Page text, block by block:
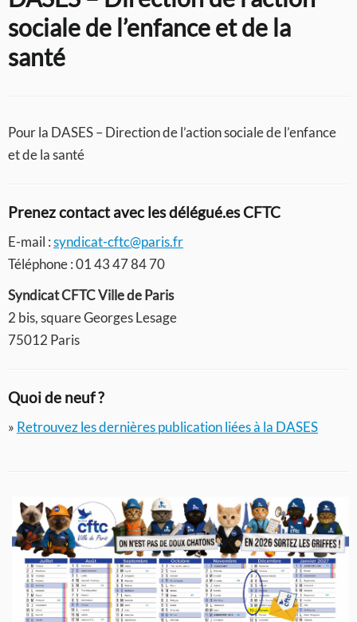
sociale de l’enfance et de la
santé
Pour la DASES – Direction de l’action sociale de l’enfance
et de la santé
Prenez contact avec les délégué.es CFTC
E-mail :syndicat-cftc@paris.fr
Téléphone : 01 43 47 84 70
Syndicat CFTC Ville de Paris
2 bis, square Georges Lesage
75012 Paris
Quoi de neuf ?
» Retrouvez les dernières publication liées à la DASES